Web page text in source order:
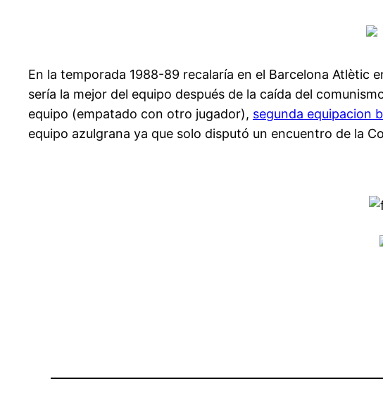
En la temporada 1988-89 recalaría en el Barcelona Atlètic
sería la mejor del equipo después de la caída del
equipo (empatado con otro jugador), segunda equipacion
equipo azulgrana ya que solo disputó un encuentro de la